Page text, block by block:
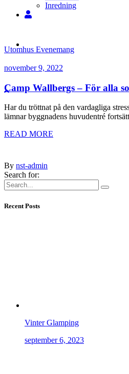
Inredning
Utomhus Evenemang
november 9, 2022
Camp Wallbergs – För alla
Har du tröttnat på den vardagliga
lämnar byggnadens huvudentré
READ MORE
By nst-admin
Search for:
Recent Posts
Vinter Glamping
september 6, 2023